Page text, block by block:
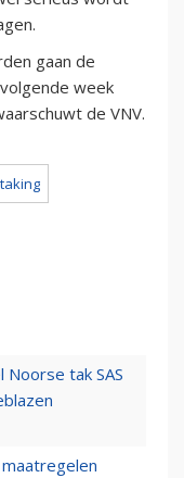
gaan de
week
de VNV.
Noorse tak SAS